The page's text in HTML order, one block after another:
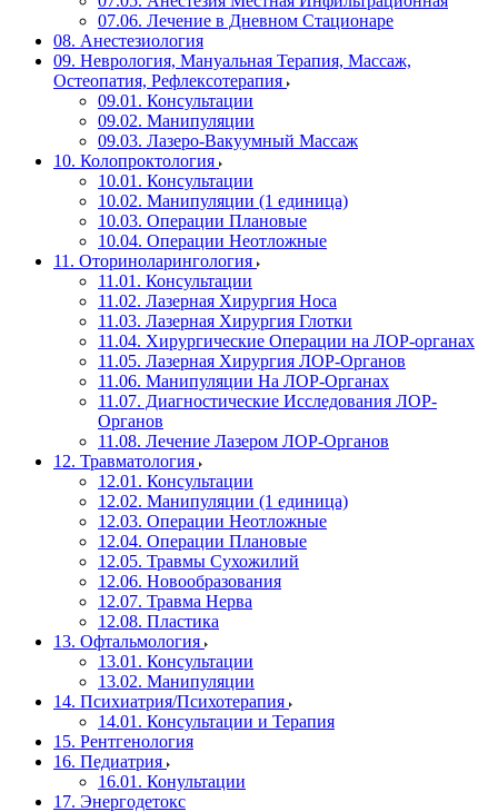
07.06. Лечение в Дневном Стационаре
08. Анестезиология
09. Неврология, Мануальная Терапия, Массаж,
Остеопатия, Рефлексотерапия
09.01. Консультации
09.02. Манипуляции
09.03. Лазеро-Вакуумный Массаж
10. Колопроктология
10.01. Консультации
10.02. Манипуляции (1 единица)
10.03. Операции Плановые
10.04. Операции Неотложные
11. Оториноларингология
11.01. Консультации
11.02. Лазерная Хирургия Носа
11.03. Лазерная Хирургия Глотки
11.04. Хирургические Операции на ЛОР-органах
11.05. Лазерная Хирургия ЛОР-Органов
11.06. Манипуляции На ЛОР-Органах
11.07. Диагностические Исследования ЛОР-
Органов
11.08. Лечение Лазером ЛОР-Органов
12. Травматология
12.01. Консультации
12.02. Манипуляции (1 единица)
12.03. Операции Неотложные
12.04. Операции Плановые
12.05. Травмы Сухожилий
12.06. Новообразования
12.07. Травма Нерва
12.08. Пластика
13. Офтальмология
13.01. Консультации
13.02. Манипуляции
14. Психиатрия/Психотерапия
14.01. Консультации и Терапия
15. Рентгенология
16. Педиатрия
16.01. Конультации
17. Энергодетокс